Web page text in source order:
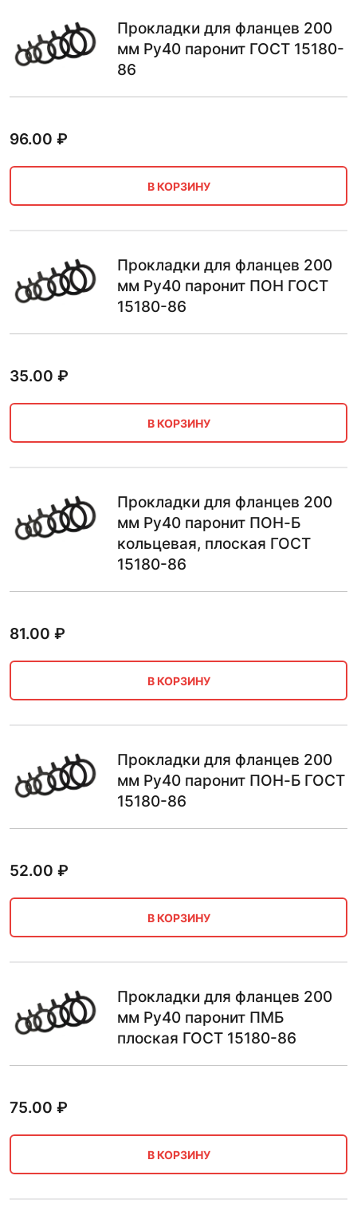
Прокладки для фланцев 200
мм Ру40 паронит ГОСТ 15180-
86
96.00 ₽
В КОРЗИНУ
Прокладки для фланцев 200
мм Ру40 паронит ПОН ГОСТ
15180-86
35.00 ₽
В КОРЗИНУ
Прокладки для фланцев 200
мм Ру40 паронит ПОН-Б
кольцевая, плоская ГОСТ
15180-86
81.00 ₽
В КОРЗИНУ
Прокладки для фланцев 200
мм Ру40 паронит ПОН-Б ГОСТ
15180-86
52.00 ₽
В КОРЗИНУ
Прокладки для фланцев 200
мм Ру40 паронит ПМБ
плоская ГОСТ 15180-86
75.00 ₽
В КОРЗИНУ